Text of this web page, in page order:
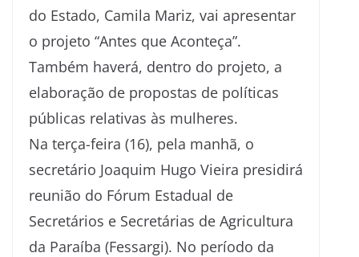
do Estado, Camila Mariz, vai apresentar
o projeto “Antes que Aconteça”.
Também haverá, dentro do projeto, a
elaboração de propostas de políticas
públicas relativas às mulheres.
Na terça-feira (16), pela manhã, o
secretário Joaquim Hugo Vieira presidirá
reunião do Fórum Estadual de
Secretários e Secretárias de Agricultura
da Paraíba (Fessargi). No período da